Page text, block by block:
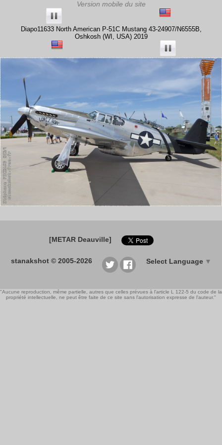
Diapo11633 North American P-51C Mustang 43-24907/N6555B,
Oshkosh (WI, USA) 2019
[METAR Deauville]
stanakshot © 2005-2026 Select Language ▼
"Aucune reproduction, même partielle, autres que celles prévues à l'article L 122-5 du code de la
propriété intellectuelle, ne peut être faite de ce site sans l'autorisation expresse de l'auteur."